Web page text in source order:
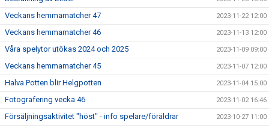
Veckans hemmamatcher 47 2023-11-22 12:00
Veckans hemmamatcher 46 2023-11-13 12:00
Våra spelytor utökas 2024 och 2025 2023-11-09 09:00
Veckans hemmamatcher 45 2023-11-07 12:00
Halva Potten blir Helgpotten 2023-11-04 15:00
Fotografering vecka 46 2023-11-02 16:46
Försäljningsaktivitet "höst" - info spelare/föräldrar 2023-10-27 11:00